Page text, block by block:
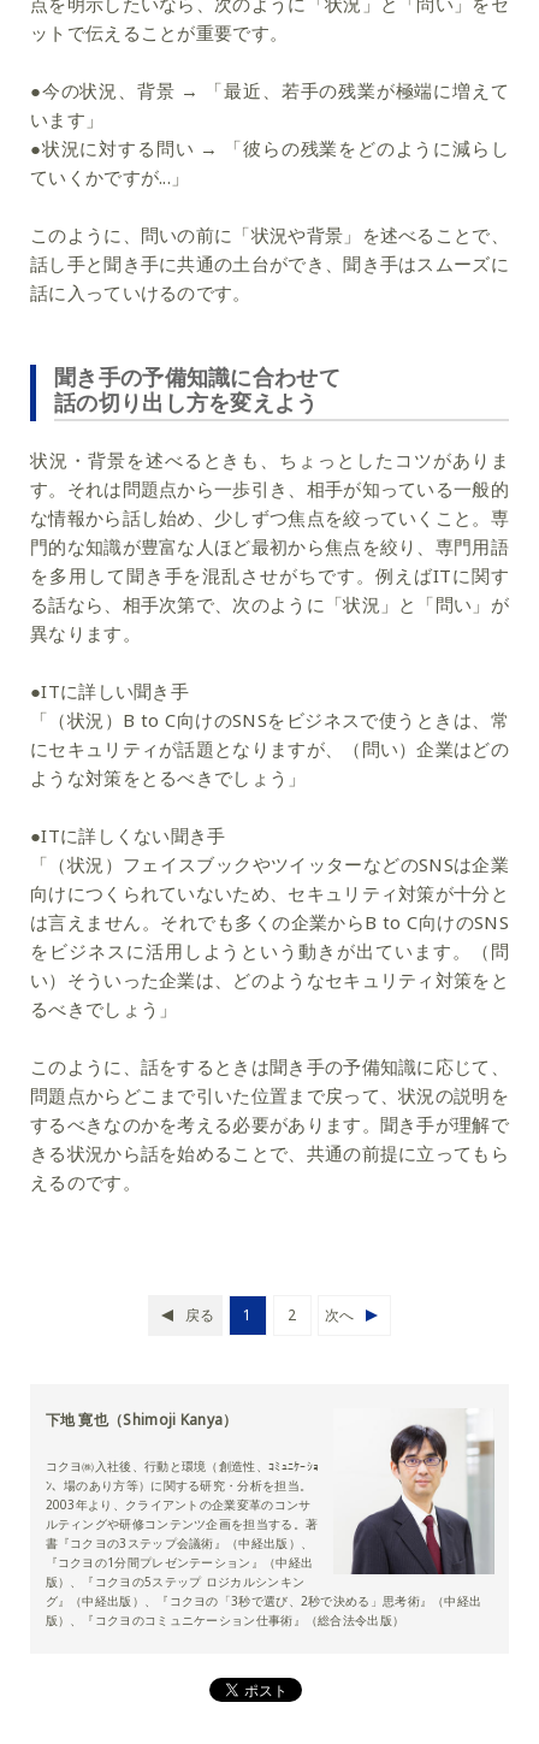
ットで伝えることが重要です。
●今の状況、背景 → 「最近、若手の残業が極端に増えて
います」
●状況に対する問い → 「彼らの残業をどのように減らし
ていくかですが...」
このように、問いの前に「状況や背景」を述べることで、
話し手と聞き手に共通の土台ができ、聞き手はスムーズに
話に入っていけるのです。
聞き手の予備知識に合わせて
話の切り出し方を変えよう
状況・背景を述べるときも、ちょっとしたコツがありま
す。それは問題点から一歩引き、相手が知っている一般的
な情報から話し始め、少しずつ焦点を絞っていくこと。専
門的な知識が豊富な人ほど最初から焦点を絞り、専門用語
を多用して聞き手を混乱させがちです。例えばITに関す
る話なら、相手次第で、次のように「状況」と「問い」が
異なります。
●ITに詳しい聞き手
「（状況）B to C向けのSNSをビジネスで使うときは、常
にセキュリティが話題となりますが、（問い）企業はどの
ような対策をとるべきでしょう」
●ITに詳しくない聞き手
「（状況）フェイスブックやツイッターなどのSNSは企業
向けにつくられていないため、セキュリティ対策が十分と
は言えません。それでも多くの企業からB to C向けのSNS
をビジネスに活用しようという動きが出ています。（問
い）そういった企業は、どのようなセキュリティ対策をと
るべきでしょう」
このように、話をするときは聞き手の予備知識に応じて、
問題点からどこまで引いた位置まで戻って、状況の説明を
するべきなのかを考える必要があります。聞き手が理解で
きる状況から話を始めることで、共通の前提に立ってもら
えるのです。
戻る 1 2 次へ
下地 寛也（Shimoji Kanya）
コクヨ㈱入社後、行動と環境（創造性、ｺﾐｭﾆｹｰｼｮ
ﾝ、場のあり方等）に関する研究・分析を担当。
2003年より、クライアントの企業変革のコンサ
ルティングや研修コンテンツ企画を担当する。著
書『コクヨの3ステップ会議術』（中経出版）、
『コクヨの1分間プレゼンテーション』（中経出
版）、『コクヨの5ステップ ロジカルシンキン
グ』（中経出版）、『コクヨの「3秒で選び、2秒で決める」思考術』（中経出
版）、『コクヨのコミュニケーション仕事術』（総合法令出版）